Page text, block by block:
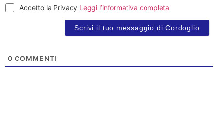
Accetto la Privacy Leggi l’informativa completa
0 COMMENTI